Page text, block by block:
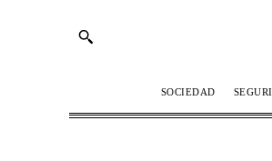
SOCIEDAD